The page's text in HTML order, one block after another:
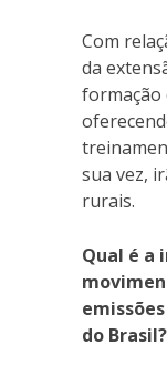
Com
da
formação
sua vez,
rurais.
Qual é a
do Brasil?